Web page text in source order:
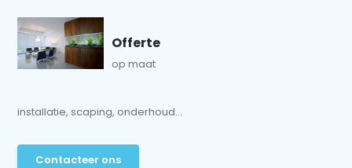
Offerte
op maat
installatie, scaping, onderhoud...
Contacteer ons